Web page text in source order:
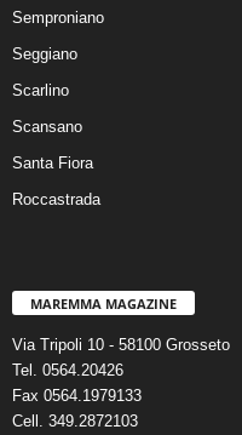
Semproniano
Seggiano
Scarlino
Scansano
Santa Fiora
Roccastrada
MAREMMA MAGAZINE
Via Tripoli 10 - 58100 Grosseto
Tel. 0564.20426
Fax 0564.1979133
Cell. 349.2872103